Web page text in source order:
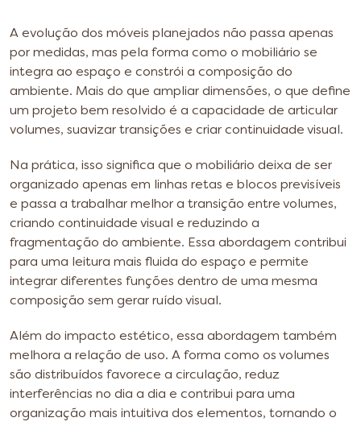
A evolução dos móveis planejados não passa apenas
por medidas, mas pela forma como o mobiliário se
integra ao espaço e constrói a composição do
ambiente. Mais do que ampliar dimensões, o que define
um projeto bem resolvido é a capacidade de articular
volumes, suavizar transições e criar continuidade visual.
Na prática, isso significa que o mobiliário deixa de ser
organizado apenas em linhas retas e blocos previsíveis
e passa a trabalhar melhor a transição entre volumes,
criando continuidade visual e reduzindo a
fragmentação do ambiente. Essa abordagem contribui
para uma leitura mais fluida do espaço e permite
integrar diferentes funções dentro de uma mesma
composição sem gerar ruído visual.
Além do impacto estético, essa abordagem também
melhora a relação de uso. A forma como os volumes
são distribuídos favorece a circulação, reduz
interferências no dia a dia e contribui para uma
organização mais intuitiva dos elementos, tornando o